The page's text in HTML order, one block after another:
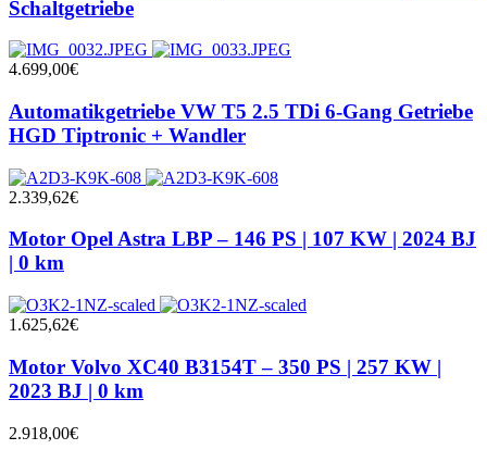
Schaltgetriebe
4.699,00€
Automatikgetriebe VW T5 2.5 TDi 6-Gang Getriebe
HGD Tiptronic + Wandler
2.339,62€
Motor Opel Astra LBP – 146 PS | 107 KW | 2024 BJ
| 0 km
1.625,62€
Motor Volvo XC40 B3154T – 350 PS | 257 KW |
2023 BJ | 0 km
2.918,00€